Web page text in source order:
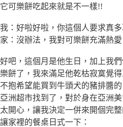
它可樂餅吃起來就是不一樣!!
我：好啦好啦，你這個人要求真
家：沒辦法，我對可樂餅充滿熱愛
好吧，這個月是他生日，加上我
樂餅了，我來滿足他乾枯寂寞覺
不抱希望能買到牛頭犬的豬排醬
亞洲超市找到了，對於身在亞洲
太開心，讓我決定一併來開個完
讓家裡的餐桌日式一下：